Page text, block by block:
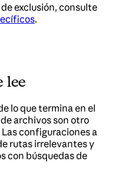
exclusión, consulte
.
lee
lo que termina en el
archivos son otro
configuraciones a
rutas irrelevantes y
con búsquedas de